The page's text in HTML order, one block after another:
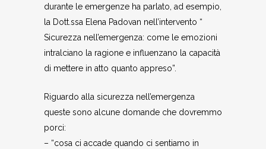
durante le emergenze ha parlato, ad esempio,
la Dott.ssa Elena Padovan nell’intervento “
Sicurezza nell’emergenza: come le emozioni
intralciano la ragione e influenzano la capacità
di mettere in atto quanto appreso”.
Riguardo alla sicurezza nell’emergenza
queste sono alcune domande che dovremmo
porci:
– “cosa ci accade quando ci sentiamo in